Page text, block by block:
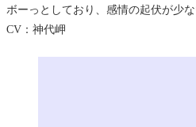
ボーっとしており、感情の起伏が少な
CV：神代岬